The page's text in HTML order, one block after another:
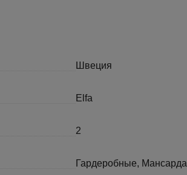
Швеция
Elfa
2
Гардеробные, Мансарда